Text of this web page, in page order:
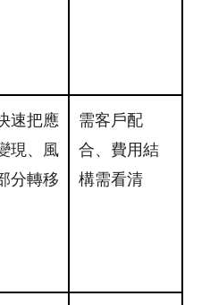
速把應
現、風
分轉移
需客戶配
合、費用結
構需看清